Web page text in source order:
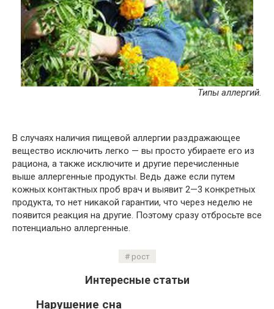
Типы аллергий.
В случаях наличия пищевой аллергии раздражающее
вещество исключить легко — вы просто убираете его из
рациона, а также исключите и другие перечисленные
выше аллергенные продукты. Ведь даже если путем
кожных контактных проб врач и выявит 2—3 конкретных
продукта, то нет никакой гарантии, что через неделю не
появится реакция на другие. Поэтому сразу отбросьте все
потенциально аллергенные.
рост
Интересные статьи
Нарушение сна